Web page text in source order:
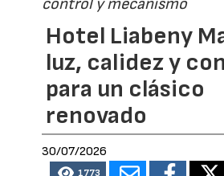
control y mecanismo
Hotel Liabeny
luz, calidez y
para un clásico
renovado
30/07/2026
1773